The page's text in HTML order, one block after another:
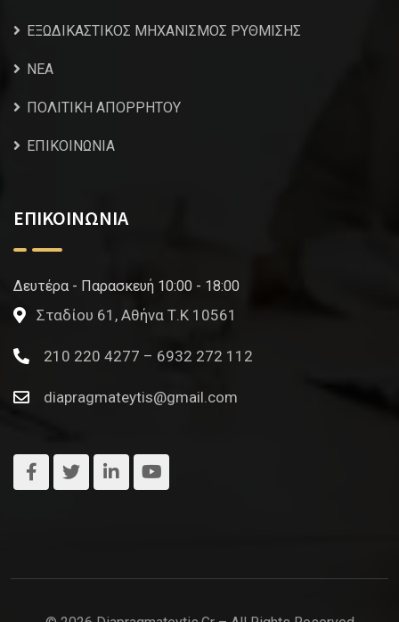
ΕΞΩΔΙΚΑΣΤΙΚΟΣ ΜΗΧΑΝΙΣΜΟΣ ΡΥΘΜΙΣΗΣ
NEA
ΠΟΛΙΤΙΚΗ ΑΠΟΡΡΗΤΟΥ
ΕΠΙΚΟΙΝΩΝΙΑ
ΕΠΙΚΟΙΝΩΝΙΑ
Δευτέρα - Παρασκευή 10:00 - 18:00
Σταδίου 61, Αθήνα Τ.Κ 10561
210 220 4277 – 6932 272 112
diapragmateytis@gmail.com